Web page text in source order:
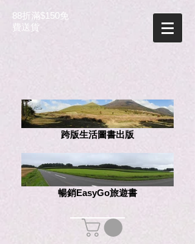
88折滿$150免
費送貨
跨版生活圖書出版
暢銷EasyGo旅遊書